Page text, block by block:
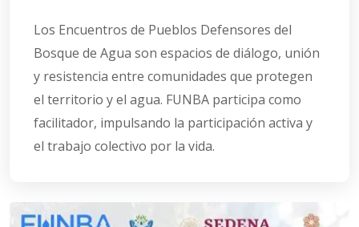
Los Encuentros de Pueblos Defensores del
Bosque de Agua son espacios de diálogo, unión
y resistencia entre comunidades que protegen
el territorio y el agua. FUNBA participa como
facilitador, impulsando la participación activa y
el trabajo colectivo por la vida.